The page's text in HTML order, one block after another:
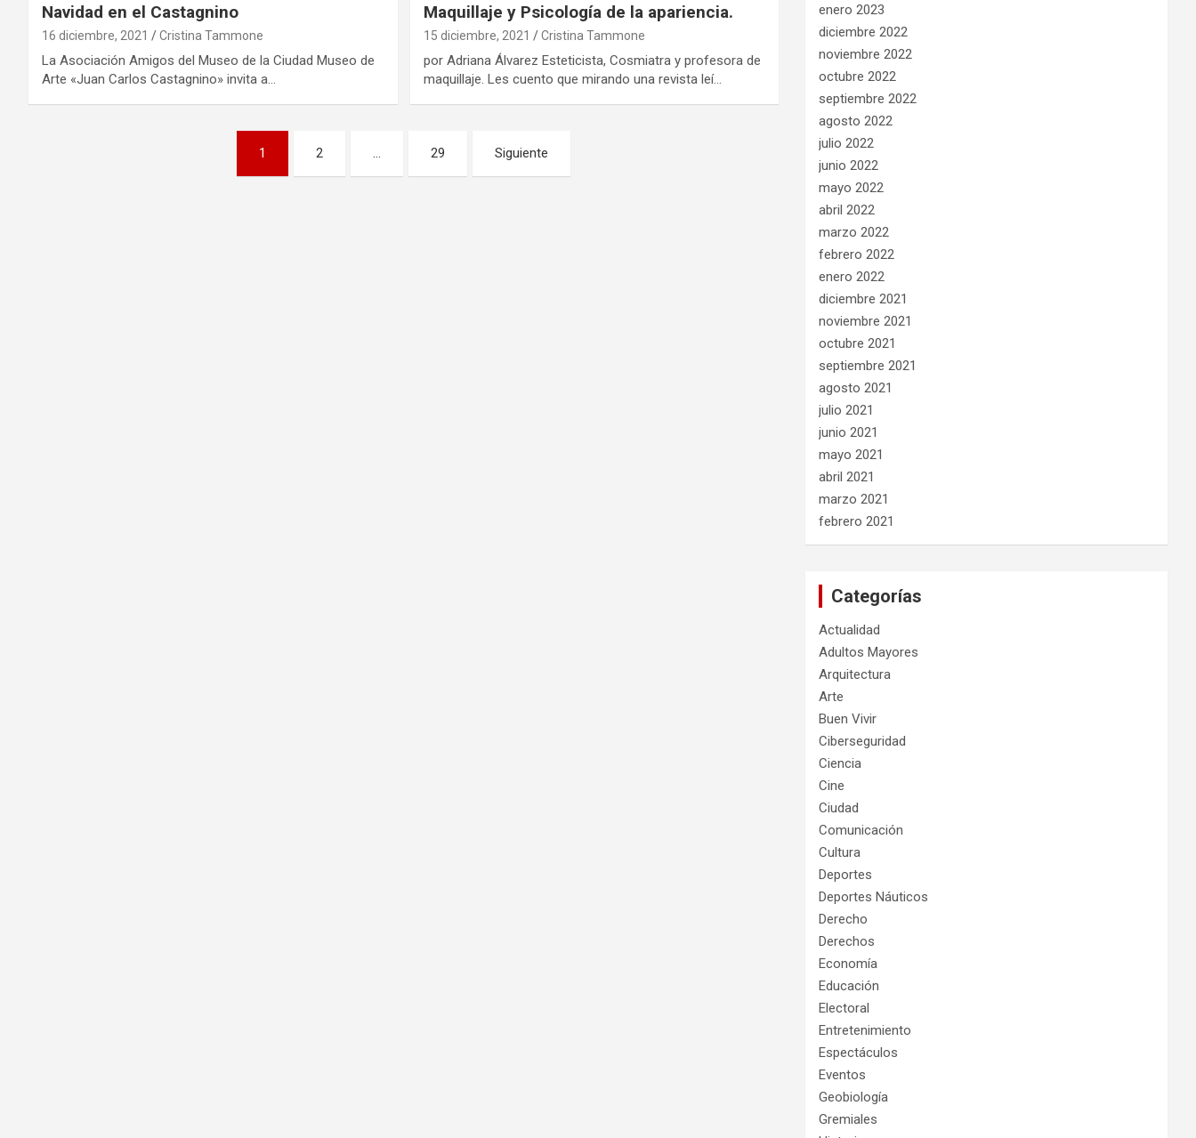
Navidad en el Castagnino
16 diciembre, 2021 Cristina Tammone
La Asociación Amigos del Museo de la Ciudad Museo de
Arte «Juan Carlos Castagnino» invita a…
Maquillaje y Psicología de la apariencia.
15 diciembre, 2021 Cristina Tammone
por Adriana Álvarez Esteticista, Cosmiatra y profesora de
maquillaje. Les cuento que mirando una revista leí…
1 2 … 29 Siguiente
enero 2023
diciembre 2022
noviembre 2022
octubre 2022
septiembre 2022
agosto 2022
julio 2022
junio 2022
mayo 2022
abril 2022
marzo 2022
febrero 2022
enero 2022
diciembre 2021
noviembre 2021
octubre 2021
septiembre 2021
agosto 2021
julio 2021
junio 2021
mayo 2021
abril 2021
marzo 2021
febrero 2021
Categorías
Actualidad
Adultos Mayores
Arquitectura
Arte
Buen Vivir
Ciberseguridad
Ciencia
Cine
Ciudad
Comunicación
Cultura
Deportes
Deportes Náuticos
Derecho
Derechos
Economía
Educación
Electoral
Entretenimiento
Espectáculos
Eventos
Geobiología
Gremiales